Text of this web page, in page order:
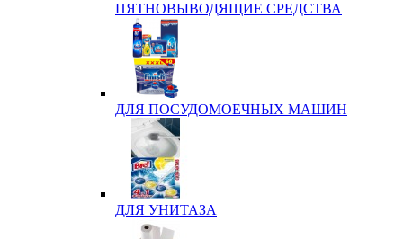
ПЯТНОВЫВОДЯЩИЕ СРЕДСТВА
ДЛЯ ПОСУДОМОЕЧНЫХ МАШИН
ДЛЯ УНИТАЗА